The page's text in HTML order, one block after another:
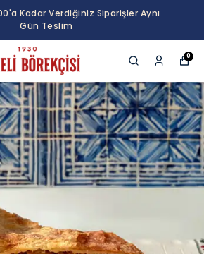
Kadar Verdiğiniz Siparişler Aynı
Gün Teslim
0